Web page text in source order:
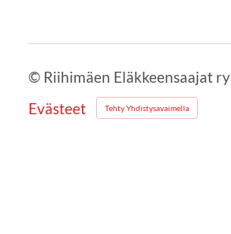
© Riihimäen Eläkkeensaajat ry
Evästeet
Tehty Yhdistysavaimella